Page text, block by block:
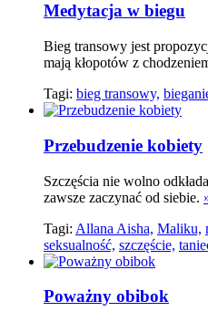
Medytacja w biegu
Bieg transowy jest
mają kłopotów z
Tagi: bieg transowy,
Przebudzenie kobiety
Szczęścia nie wolno
zawsze zaczynać od siebie.
Tagi: Allana Aisha, Maliku,
seksualność, szczęście,
Poważny obibok